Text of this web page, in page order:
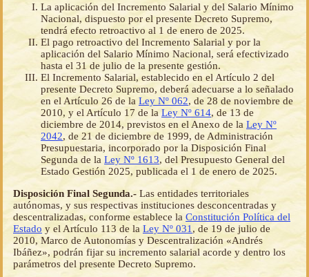
La aplicación del Incremento Salarial y del Salario Mínimo
Nacional, dispuesto por el presente Decreto Supremo,
tendrá efecto retroactivo al 1 de enero de 2025.
El pago retroactivo del Incremento Salarial y por la
aplicación del Salario Mínimo Nacional, será efectivizado
hasta el 31 de julio de la presente gestión.
El Incremento Salarial, establecido en el Artículo 2 del
presente Decreto Supremo, deberá adecuarse a lo señalado
en el Artículo 26 de la Ley Nº 062, de 28 de noviembre de
2010, y el Artículo 17 de laLey Nº 614, de 13 de
diciembre de 2014, previstos en el Anexo de la Ley Nº
2042, de 21 de diciembre de 1999, de Administración
Presupuestaria, incorporado por la Disposición Final
Segunda de la Ley Nº 1613, del Presupuesto General del
Estado Gestión 2025, publicada el 1 de enero de 2025.
Disposición Final Segunda.- Las entidades territoriales
autónomas, y sus respectivas instituciones desconcentradas y
descentralizadas, conforme establece la Constitución Política del
Estado y el Artículo 113 de la Ley Nº 031 , de 19 de julio de
2010, Marco de Autonomías y Descentralización «Andrés
Ibáñez», podrán fijar su incremento salarial acorde y dentro los
parámetros del presente Decreto Supremo.